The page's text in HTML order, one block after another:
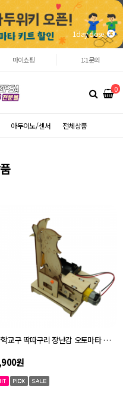
1day close
마이쇼핑 1:1문의
0
아두이노/센서 전체상품
과학교구 딱따구리 장난감 오토마타 키트 자체설명서
원